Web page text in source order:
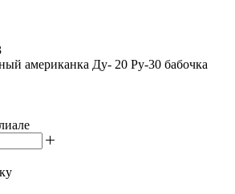
американка Ду- 20 Ру-30 бабочка